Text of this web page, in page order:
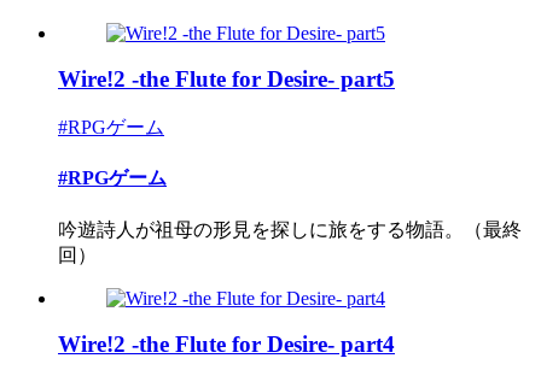
Wire!2 -the Flute for Desire- part5
#RPGゲーム
#RPGゲーム
吟遊詩人が祖母の形見を探しに旅をする物語。（最終
回）
Wire!2 -the Flute for Desire- part4